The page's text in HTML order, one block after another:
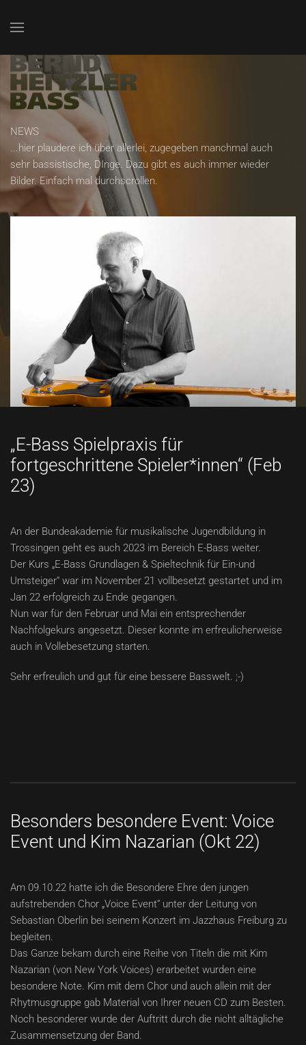
NEWS
...hier plaudere ich über allerlei, zugegeben manchmal auch
sehr bassistische, DInge. Dazu gibt es auch immer wieder
Bilder. Einfach mal durchscrollen.
„E-Bass Spielpraxis für
fortgeschrittene Spieler*innen“ (Feb
23)
An der Bundeakademie für musikalische Jugendbildung in
Trossingen geht es auch 2023 im Bereich E-Bass weiter.
Der Kurs „E-Bass Grundlagen & Spieltechnik für Ein-und
Umsteiger“ war im November 21 vollbesetzt gestartet und im
Jan 22 erfolgreich zu Ende gegangen.
Nun war für den Februar und Mai ein entsprechender
Nachfolgekurs angesetzt. Dieser konnte im erfreulicherweise
auch in Vollebesetzung starten.
Sehr erfreulich und gut für eine bessere Basswelt. ;-)
Besonders besondere Event: Voice
Event und Kim Nazarian (Okt 22)
Am 09.10.22 hatte ich die Besondere Ehre den jungen
aufstrebenden Chor „Voice Event“ unter der Leitung von
Sebastian Oberlin bei seinem Konzert im Jazzhaus Freiburg zu
begleiten.
Das Ganze bekam durch eine Reihe von Titeln die mit Kim
Nazarian (von New York Voices) erarbeitet wurden eine
besondere Note. Kim mit dem Chor und auch allein mit der
Rhytmusgruppe gab Material von Ihrer neuen CD zum Besten.
Noch besonderer wurde der Auftritt durch die nicht alltägliche
Zusammensetzung der Band.